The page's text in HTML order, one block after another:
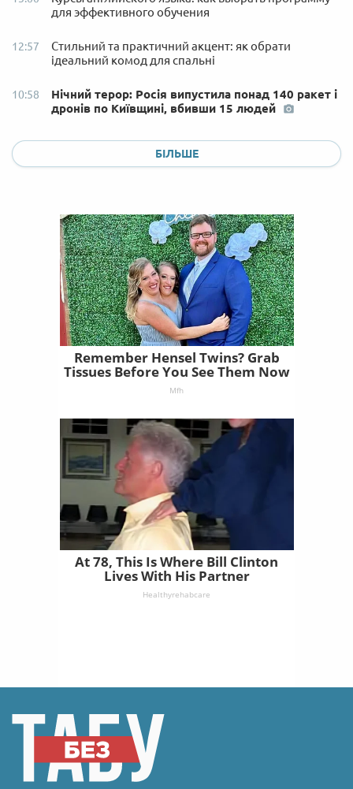
для эффективного обучения
12:57
Стильний та практичний акцент: як обрати
ідеальний комод для спальні
10:58
Нічний терор: Росія випустила понад 140 ракет і
дронів по Київщині, вбивши 15 людей
БІЛЬШЕ
Remember Hensel Twins? Grab
Tissues Before You See Them Now
Mfh
At 78, This Is Where Bill Clinton
Lives With His Partner
Healthyrehabcare